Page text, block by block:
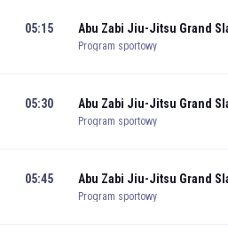
05:15 Abu Zabi Jiu-Jitsu Grand
Program sportowy
05:30 Abu Zabi Jiu-Jitsu Grand
Program sportowy
05:45 Abu Zabi Jiu-Jitsu Grand
Program sportowy